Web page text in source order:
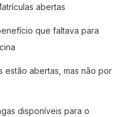
abertas
que faltava para
estão abertas, mas não por
disponíveis para o